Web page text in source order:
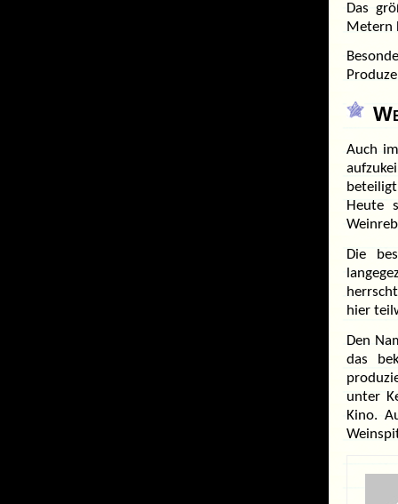
Das
Metern
Auch
Heute
Die
hier
Den
das
unter
Kino.